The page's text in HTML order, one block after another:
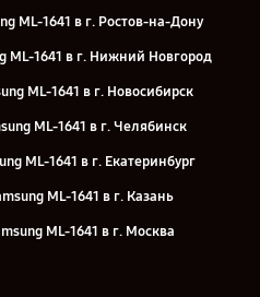
ML-1641 в г. Ростов-на-Дону
ML-1641 в г. Нижний Новгород
ML-1641 в г. Новосибирск
ML-1641 в г. Челябинск
ML-1641 в г. Екатеринбург
ML-1641 в г. Казань
ML-1641 в г. Москва